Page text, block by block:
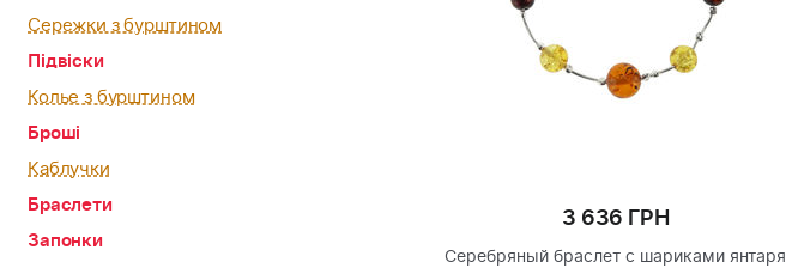
Сережки з бурштином
Підвіски
Колье з бурштином
Броші
Каблучки
Браслети
Запонки
3 636 ГРН
Серебряный браслет с шариками янтаря